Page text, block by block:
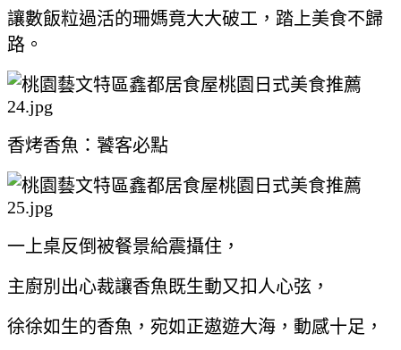
讓數飯粒過活的珊媽竟大大破工，踏上美食不歸
路。
香烤香魚：饕客必點
一上桌反倒被餐景給震攝住，
主廚別出心裁讓香魚既生動又扣人心弦，
徐徐如生的香魚，宛如正遨遊大海，動感十足，